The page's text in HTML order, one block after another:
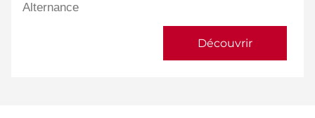
Alternance
Découvrir